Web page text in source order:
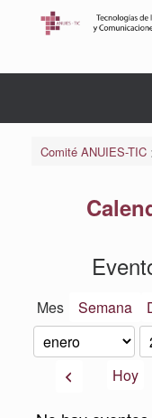
Comité ANUIES-TIC
Mes Semana
Mes
Año
AnteriorHoy